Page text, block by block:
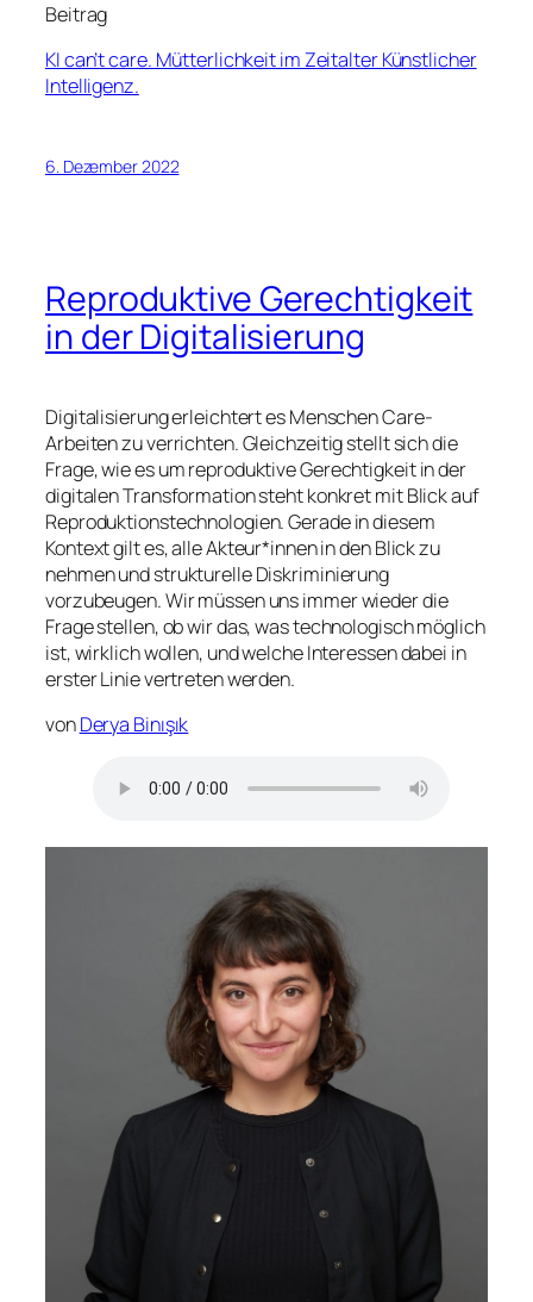
Beitrag
KI can’t care. Mütterlichkeit im Zeitalter Künstlicher
Intelligenz.
6. Dezember 2022
Reproduktive Gerechtigkeit
in der Digitalisierung
Digitalisierung erleichtert es Menschen Care-
Arbeiten zu verrichten. Gleichzeitig stellt sich die
Frage, wie es um reproduktive Gerechtigkeit in der
digitalen Transformation steht konkret mit Blick auf
Reproduktionstechnologien. Gerade in diesem
Kontext gilt es, alle Akteur*innen in den Blick zu
nehmen und strukturelle Diskriminierung
vorzubeugen. Wir müssen uns immer wieder die
Frage stellen, ob wir das, was technologisch möglich
ist, wirklich wollen, und welche Interessen dabei in
erster Linie vertreten werden.
vonDerya Binışık